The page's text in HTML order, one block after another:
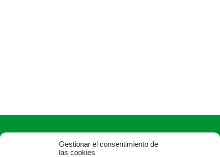
Gestionar el consentimiento de
las cookies